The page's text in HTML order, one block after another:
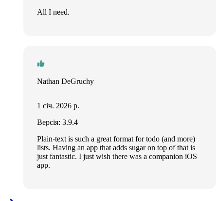
All I need.
Nathan DeGruchy
1 січ. 2026 р.
Версія: 3.9.4
Plain-text is such a great format for todo (and more)
lists. Having an app that adds sugar on top of that is
just fantastic. I just wish there was a companion iOS
app.